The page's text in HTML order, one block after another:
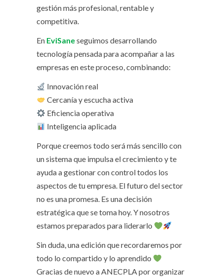
gestión más profesional, rentable y
competitiva.
En EviSaneseguimos desarrollando
tecnología pensada para acompañar a las
empresas en este proceso, combinando:
Innovación real
Cercanía y escucha activa
Eficiencia operativa
Inteligencia aplicada
Porque creemos todo será más sencillo con
un sistema que impulsa el crecimiento y te
ayuda a gestionar con control todos los
aspectos de tu empresa. El futuro del sector
no es una promesa. Es una decisión
estratégica que se toma hoy. Y nosotros
estamos preparados para liderarlo
Sin duda, una edición que recordaremos por
todo lo compartido y lo aprendido
Gracias de nuevo a ANECPLA por organizar